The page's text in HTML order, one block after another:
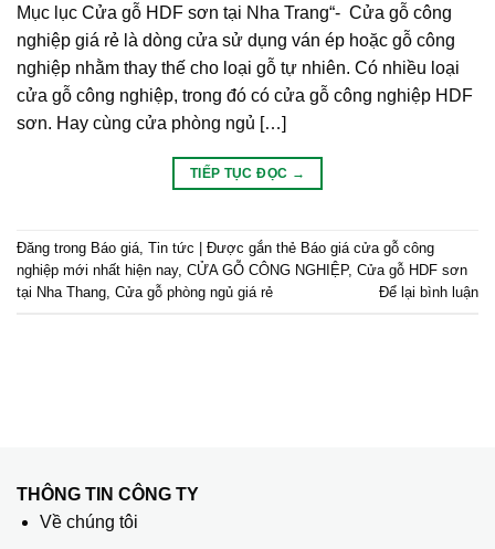
Mục lục Cửa gỗ HDF sơn tại Nha Trang“- Cửa gỗ công
nghiệp giá rẻ là dòng cửa sử dụng ván ép hoặc gỗ công
nghiệp nhằm thay thế cho loại gỗ tự nhiên. Có nhiều loại
cửa gỗ công nghiệp, trong đó có cửa gỗ công nghiệp HDF
sơn. Hay cùng cửa phòng ngủ […]
TIẾP TỤC ĐỌC →
Đăng trong Báo giá Tin tức Được gắn thẻ Báo giá cửa gỗ công
nghiệp mới nhất hiện nay, CỬA GỖ CÔNG NGHIỆP, Cửa gỗ HDF sơn
tại Nha Thang Cửa gỗ phòng ngủ giá rẻ Để lại bình luận
THÔNG TIN CÔNG TY
Về chúng tôi